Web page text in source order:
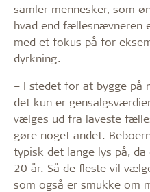
samler mennesker, som
hvad end fællesnævneren
med et fokus på for
dyrkning.
– I stedet for at bygge på
det kun er
vælges ud fra laveste
gøre noget andet.
typisk det lange lys på,
20 år. Så de fleste vil
som også er smukke om